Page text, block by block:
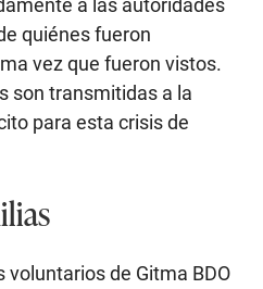
a las autoridades
quiénes fueron
vez que fueron vistos.
son transmitidas a la
para esta crisis de
voluntarios de Gitma BDO